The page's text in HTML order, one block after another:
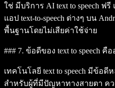
ใช่ มีบริการ AI text to speech ฟรี
แอป text-to-speech ต่างๆ บน
พื้นฐานโดยไม่เสียค่าใช้จ่าย
### 7. ข้อดีของ text to speech คือ
เทคโนโลยี text to speech มีข้อดี
สำหรับผู้ที่มีปัญหาทางสายตา ค